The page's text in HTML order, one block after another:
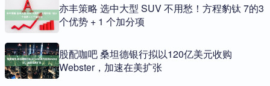
亦丰策略 选中大型 SUV 不用愁！方程豹钛 7的3
个优势 + 1 个加分项
股配咖吧 桑坦德银行拟以120亿美元收购
Webster，加速在美扩张